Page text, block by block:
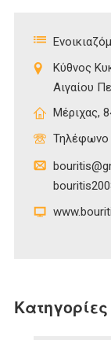
Κύθνος
Αιγαίου
Μέριχας,
Τηλέφωνο
Κατηγορίες